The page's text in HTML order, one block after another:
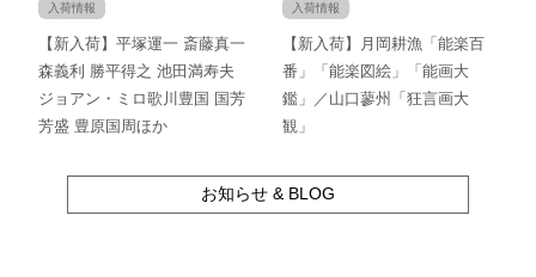
入荷情報
【新入荷】平塚運一 斎藤真一
森義利 勝平得之 池田満寿夫
ジョアン・ミロ歌川豊国 国芳
芳盛 豊原国周ほか
入荷情報
【新入荷】月岡耕漁「能楽百
番」「能楽図絵」「能画大
鑑」／山口蓼州「狂言画大
観」
お知らせ & BLOG